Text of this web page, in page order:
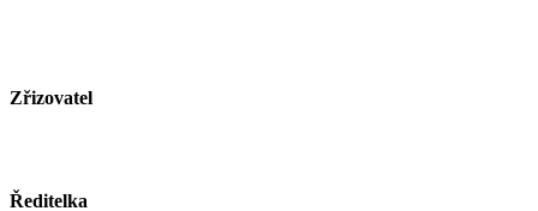
Zřizovatel
Ředitelka